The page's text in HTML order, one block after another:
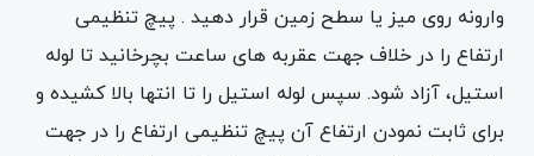
وارونه روی میز یا سطح زمین قرار دهید . پیچ تنظیمی
ارتفاع را در خلاف جهت عقربه های ساعت بچرخانید تا لوله
استیل، آزاد شود. سپس لوله استیل را تا انتها بالا کشیده و
برای ثابت نمودن ارتفاع آن پیچ تنظیمی ارتفاع را در جهت